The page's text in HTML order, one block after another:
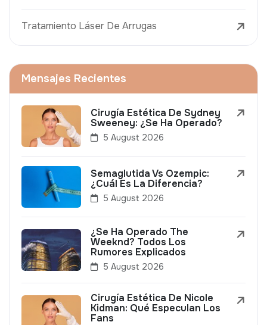
Tratamiento Láser De Arrugas
Mensajes Recientes
Cirugía Estética De Sydney
Sweeney: ¿Se Ha Operado?
5 August 2026
Semaglutida Vs Ozempic:
¿Cuál Es La Diferencia?
5 August 2026
¿Se Ha Operado The
Weeknd? Todos Los
Rumores Explicados
5 August 2026
Cirugía Estética De Nicole
Kidman: Qué Especulan Los
Fans